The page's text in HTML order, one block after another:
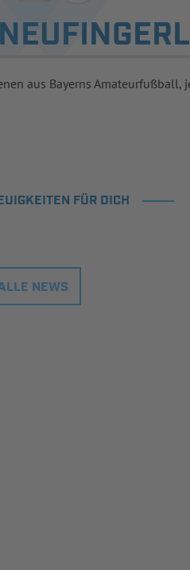
aus Bayerns Amateurfußball,
FÜR DICH
NEWS